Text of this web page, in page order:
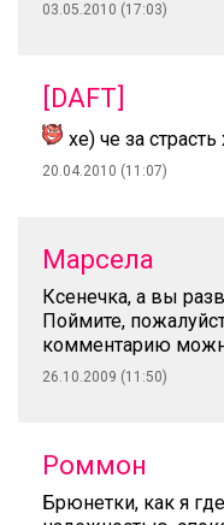
03.05.2010 (17:03)
[DAFT]
хе) че за страсть
20.04.2010 (11:07)
Марсела
Ксенечка, а вы
Поймите,
комментарию
26.10.2009 (11:50)
Роммон
Брюнетки, как я